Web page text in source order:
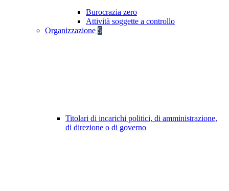
Burocrazia zero
Attività soggette a controllo
Organizzazione 5
Titolari di incarichi politici, di amministrazione,
di direzione o di governo